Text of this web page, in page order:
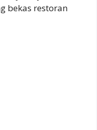
bekas restoran